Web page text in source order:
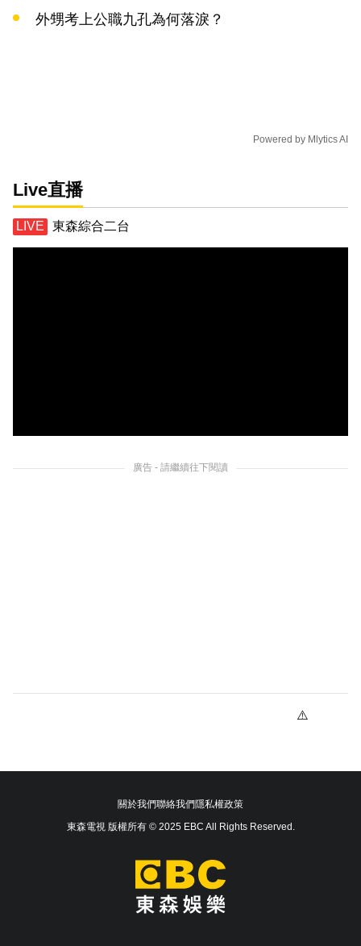
外甥考上公職九孔為何落淚？
Powered by Mlytics AI
Live直播
東森綜合二台
廣告 - 請繼續往下閱讀
關於我們聯絡我們隱私權政策
東森電視 版權所有 © 2025 EBC All Rights Reserved.